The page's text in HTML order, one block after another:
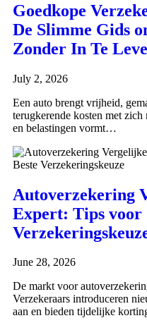
Goedkope
De Slimme Gids
Zonder In Te
July 2, 2026
Een auto brengt vrijheid,
terugkerende kosten met
en belastingen vormt…
Autoverzekering
Expert: Tips voor
June 28, 2026
De markt voor
Verzekeraars introduceren
aan en bieden tijdelijke